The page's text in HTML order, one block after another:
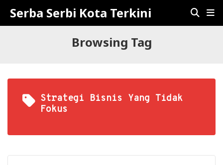
Serba Serbi Kota Terkini
Browsing Tag
Strategi Bisnis Yang Tidak
Fokus